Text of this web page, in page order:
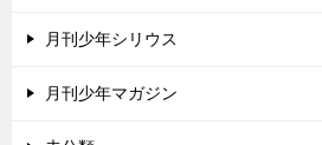
月刊少年シリウス
月刊少年マガジン